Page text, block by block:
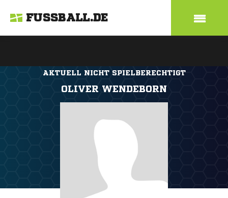
FUSSBALL.DE
AKTUELL NICHT SPIELBERECHTIGT
OLIVER WENDEBORN